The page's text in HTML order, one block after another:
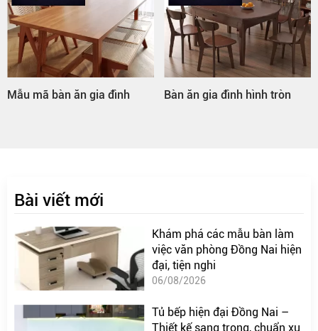
Mẫu mã bàn ăn gia đình Bàn ăn gia đình hình tròn
Bài viết mới
Khám phá các mẫu bàn làm
việc văn phòng Đồng Nai hiện
đại, tiện nghi
06/08/2026
Tủ bếp hiện đại Đồng Nai –
Thiết kế sang trọng, chuẩn xu